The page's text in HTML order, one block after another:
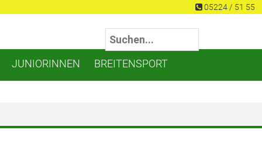
05224 / 51 55
JUNIORINNEN BREITENSPORT